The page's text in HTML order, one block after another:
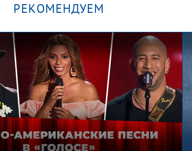
Мужское / Женское
РЕКОМЕНДУЕМ